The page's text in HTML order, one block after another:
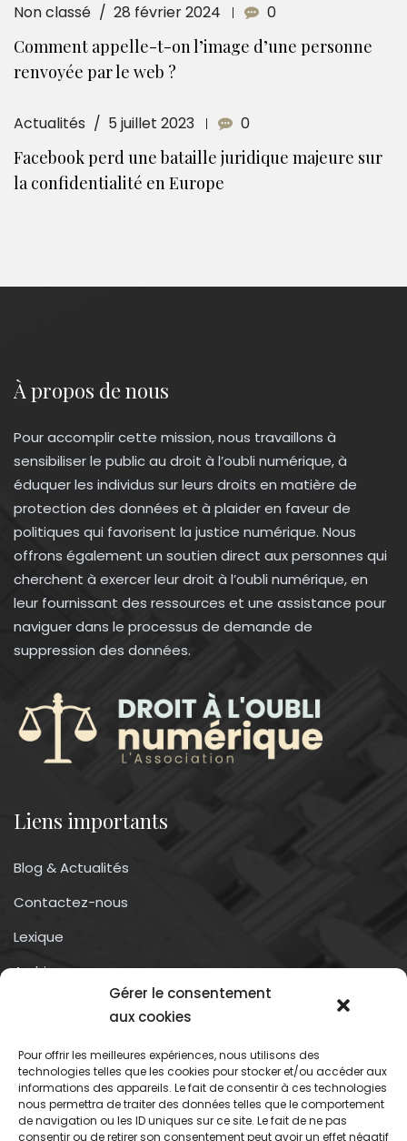
Gérer le consentement
aux cookies
Pour offrir les meilleures expériences, nous utilisons des
technologies telles que les cookies pour stocker et/ou accéder aux
informations des appareils. Le fait de consentir à ces technologies
nous permettra de traiter des données telles que le comportement
de navigation ou les ID uniques sur ce site. Le fait de ne pas
consentir ou de retirer son consentement peut avoir un effet négatif
Non classé 28 février 2024 0
Comment appelle-t-on l’image d’une personne
renvoyée par le web ?
Actualités 5 juillet 2023 0
Facebook perd une bataille juridique majeure sur
la confidentialité en Europe
À propos de nous
Pour accomplir cette mission, nous travaillons à
sensibiliser le public au droit à l’oubli numérique, à
éduquer les individus sur leurs droits en matière de
protection des données et à plaider en faveur de
politiques qui favorisent la justice numérique. Nous
offrons également un soutien direct aux personnes qui
cherchent à exercer leur droit à l’oubli numérique, en
leur fournissant des ressources et une assistance pour
naviguer dans le processus de demande de
suppression des données.
Liens importants
Blog & Actualités
Contactez-nous
Lexique
Archives
Conditions générales d’utilisation
Contactez-nous
Association du droit a l’oubli numérique